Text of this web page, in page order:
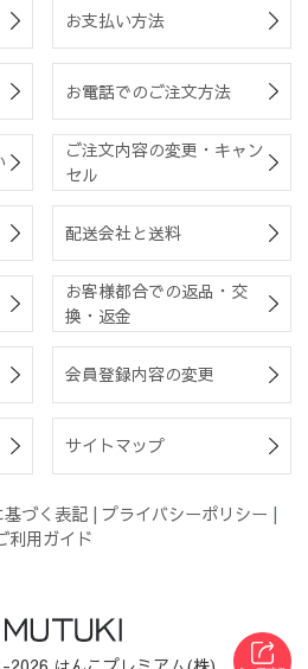
お支払い方法
お電話でのご注文方法
ご注文内容の変更・キャン
セル
配送会社と送料
お客様都合での返品・交
換・返金
会員登録内容の変更
サイトマップ
づく表記 | プライバシーポリシー |
利用ガイド